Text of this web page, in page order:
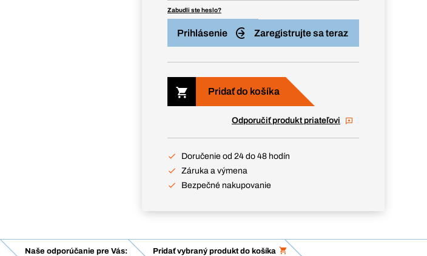
Zabudli ste heslo?
Prihlásenie Zaregistrujte sa teraz
Pridať do košíka
Odporučiť produkt priateľovi
Doručenie od 24 do 48 hodín
Záruka a výmena
Bezpečné nakupovanie
Naše odporúčanie pre Vás: Pridať vybraný produkt do košíka